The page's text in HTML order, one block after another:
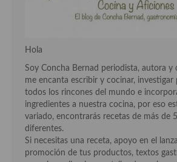
Hola
Soy Concha Bernad periodista, autora y
me encanta escribir y cocinar,
todos los rincones del mundo e
ingredientes a nuestra cocina, por eso
variado, encontrarás recetas de más de
diferentes.
Si necesitas una receta, apoyo en el
promoción de tus productos, textos